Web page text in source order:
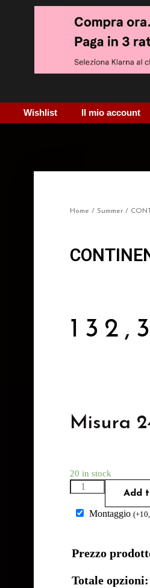
Wishlist Il mio account
Home / Summer /
Misura
20 in stock
Add
Montaggio (+
Prezzo
Totale opzioni: